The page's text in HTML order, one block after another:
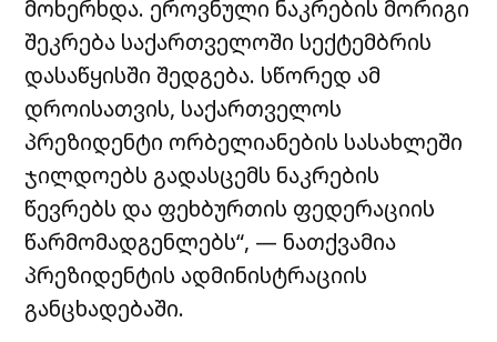
მოხერხდა. ეროვნული ნაკრების მორიგი
შეკრება საქართველოში სექტემბრის
დასაწყისში შედგება. სწორედ ამ
დროისათვის, საქართველოს
პრეზიდენტი ორბელიანების სასახლეში
ჯილდოებს გადასცემს ნაკრების
წევრებს და ფეხბურთის ფედერაციის
წარმომადგენლებს“, — ნათქვამია
პრეზიდენტის ადმინისტრაციის
განცხადებაში.